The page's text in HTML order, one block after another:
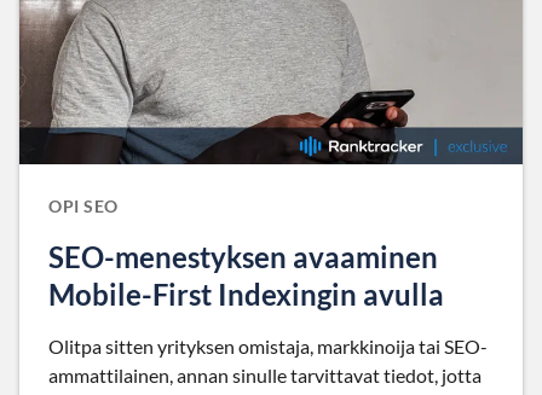
OPI SEO
SEO-menestyksen avaaminen
Mobile-First Indexingin avulla
Olitpa sitten yrityksen omistaja, markkinoija tai SEO-
ammattilainen, annan sinulle tarvittavat tiedot, jotta